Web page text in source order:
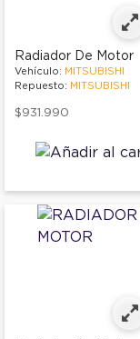
Radiador De Motor
Vehículo: MITSUBISHI
Repuesto: MITSUBISHI
$931.990